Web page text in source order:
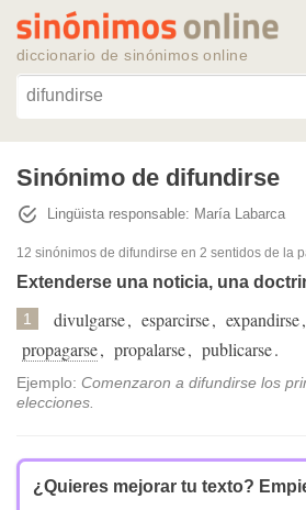
diccionario de sinónimos online
Reescribir texto
Sinónimos
Temas
Temas recientes
Sinónimo de difundirse
Lingüista responsable: María Labarca
12 sinónimos de difundirse en 2 sentidos de la
Extenderse una noticia, una
1 divulgarse, esparcirse, expandirse,
propagarse, propalarse, publicarse.
Ejemplo: Comenzaron a difundirse los
elecciones.
¿Quieres mejorar tu texto?